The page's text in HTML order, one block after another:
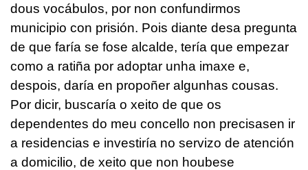
dous vocábulos, por non confundirmos
municipio con prisión. Pois diante desa pregunta
de que faría se fose alcalde, tería que empezar
como a ratiña por adoptar unha imaxe e,
despois, daría en propoñer algunhas cousas.
Por dicir, buscaría o xeito de que os
dependentes do meu concello non precisasen ir
a residencias e investiría no servizo de atención
a domicilio, de xeito que non houbese